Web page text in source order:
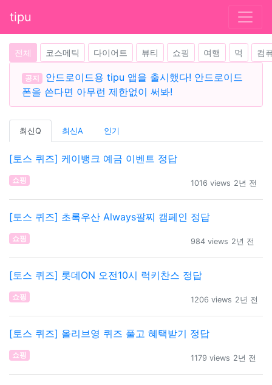
tipu
전체 코스메틱 다이어트 뷰티 쇼핑 여행 먹 컴
공지
안드로이드용 tipu 앱을 출시했다! 안드로이드
폰을 쓴다면 아무런 제한없이 써봐!
최신Q 최신A 인기
[토스 퀴즈] 케이뱅크 예금 이벤트 정답
쇼핑 1016 views 2년 전
[토스 퀴즈] 초록우산 Always팔찌 캠페인 정답
쇼핑 984 views 2년 전
[토스 퀴즈] 롯데ON 오전10시 럭키찬스 정답
쇼핑 1206 views 2년 전
[토스 퀴즈] 올리브영 퀴즈 풀고 혜택받기 정답
쇼핑 1179 views 2년 전